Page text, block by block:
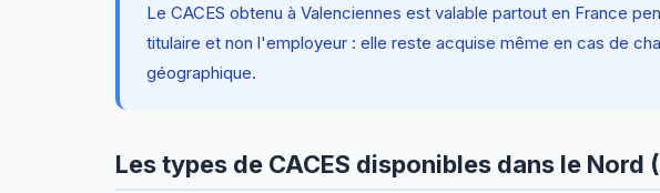
Le CACES obtenu à Valenciennes est valable partout en France
titulaire et non l'employeur : elle reste acquise même en cas de
géographique.
Les types de CACES disponibles dans le Nord